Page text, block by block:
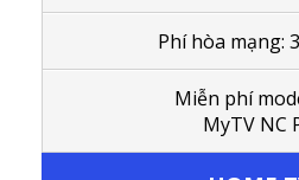
Phí hòa mạng:
Miễn phí
MyTV NC